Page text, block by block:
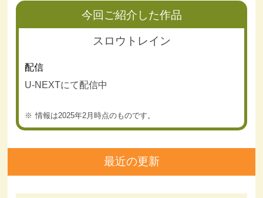
今回ご紹介した作品
スロウトレイン
配信
U-NEXTにて配信中
情報は2025年2月時点のものです。
最近の更新